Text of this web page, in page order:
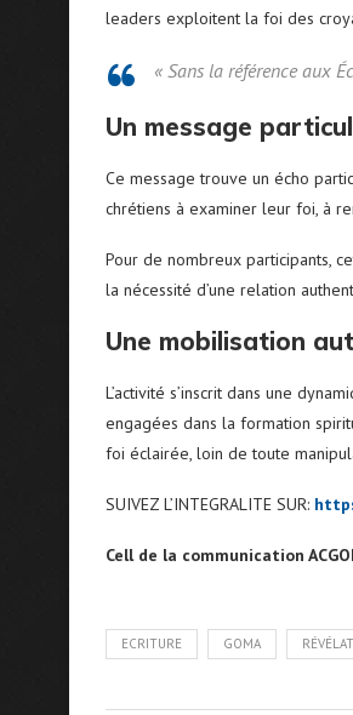
leaders exploitent la foi des
« Sans la référence aux
Un message
Ce message trouve un écho
chrétiens à examiner leur foi, à
Pour de nombreux participants,
la nécessité d’une relation
Une mobilisation
L’activité s’inscrit dans une
engagées dans la formation
foi éclairée, loin de toute
SUIVEZ L’INTEGRALITE SUR:
Cell de la communication
ECRITURE GOMA